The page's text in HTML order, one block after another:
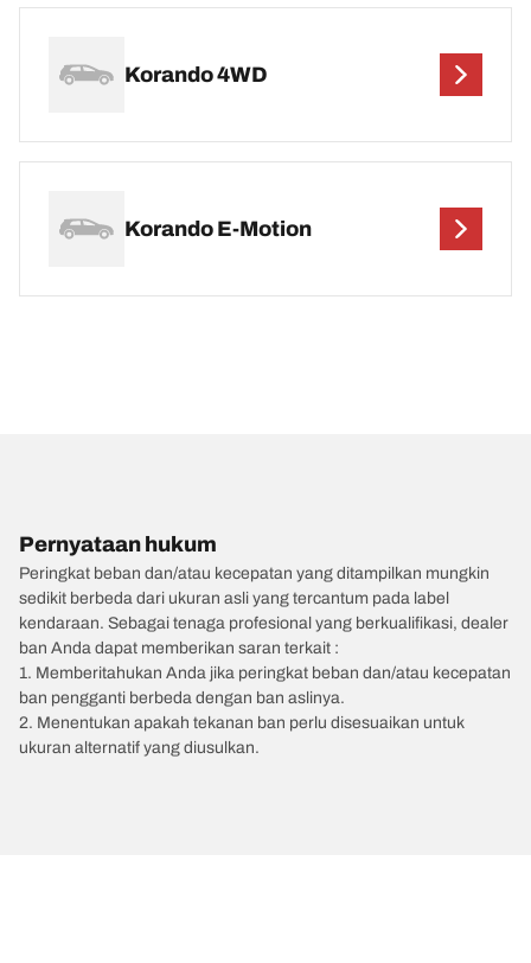
Korando 4WD
Korando E-Motion
Pernyataan hukum
Peringkat beban dan/atau kecepatan yang ditampilkan mungkin
sedikit berbeda dari ukuran asli yang tercantum pada label
kendaraan. Sebagai tenaga profesional yang berkualifikasi, dealer
ban Anda dapat memberikan saran terkait :
1. Memberitahukan Anda jika peringkat beban dan/atau kecepatan
ban pengganti berbeda dengan ban aslinya.
2. Menentukan apakah tekanan ban perlu disesuaikan untuk
ukuran alternatif yang diusulkan.